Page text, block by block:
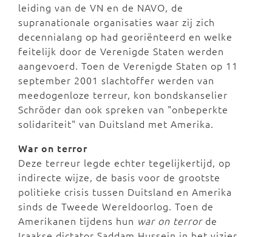
leiding van de VN en de NAVO, de
supranationale organisaties waar zij zich
decennialang op had georiënteerd en welke
feitelijk door de Verenigde Staten werden
aangevoerd. Toen de Verenigde Staten op 11
september 2001 slachtoffer werden van
meedogenloze terreur, kon bondskanselier
Schröder dan ook spreken van "onbeperkte
solidariteit" van Duitsland met Amerika.
War on terror
Deze terreur legde echter tegelijkertijd, op
indirecte wijze, de basis voor de grootste
politieke crisis tussen Duitsland en Amerika
sinds de Tweede Wereldoorlog. Toen de
Amerikanen tijdens hun war on terrorde